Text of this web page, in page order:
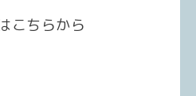
こちらから